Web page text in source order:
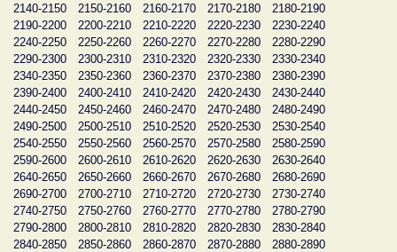
2140-2150
2150-2160 2160-2170 2170-2180
2180-2190
2190-2200
2200-2210 2210-2220 2220-2230
2230-2240
2240-2250
2250-2260 2260-2270 2270-2280
2280-2290
2290-2300
2300-2310 2310-2320 2320-2330
2330-2340
2340-2350
2350-2360 2360-2370 2370-2380
2380-2390
2390-2400
2400-2410 2410-2420 2420-2430
2430-2440
2440-2450
2450-2460 2460-2470 2470-2480
2480-2490
2490-2500
2500-2510 2510-2520 2520-2530
2530-2540
2540-2550
2550-2560 2560-2570 2570-2580
2580-2590
2590-2600
2600-2610 2610-2620 2620-2630
2630-2640
2640-2650
2650-2660 2660-2670 2670-2680
2680-2690
2690-2700
2700-2710 2710-2720 2720-2730
2730-2740
2740-2750
2750-2760 2760-2770 2770-2780
2780-2790
2790-2800
2800-2810 2810-2820 2820-2830
2830-2840
2840-2850
2850-2860 2860-2870 2870-2880
2880-2890